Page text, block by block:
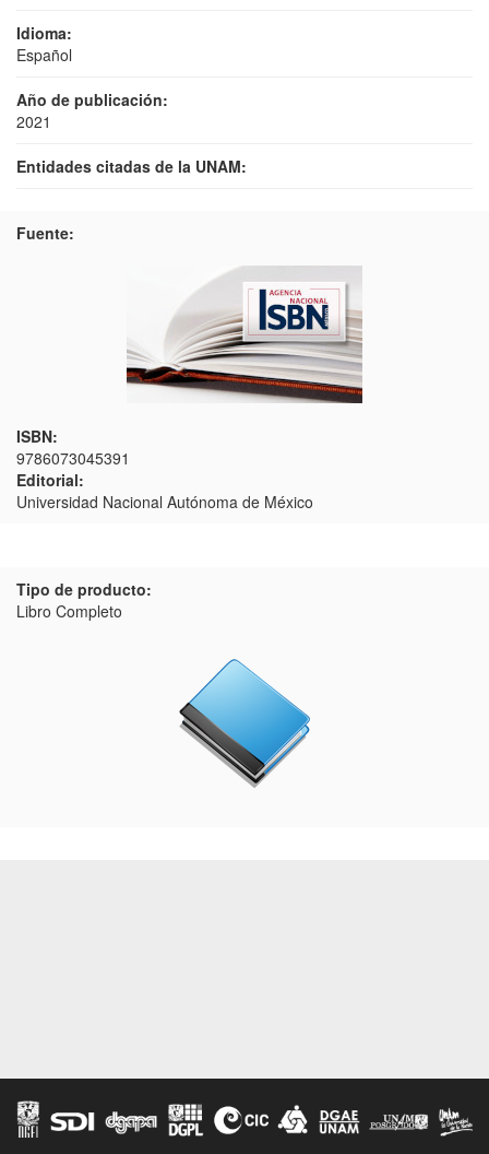
Idioma:
Español
Año de publicación:
2021
Entidades citadas de la UNAM:
Fuente:
ISBN:
9786073045391
Editorial:
Universidad Nacional Autónoma de México
Tipo de producto:
Libro Completo